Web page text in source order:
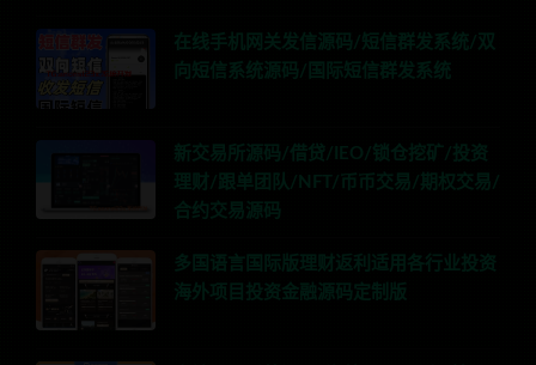
在线手机网关发信源码/短信群发系统/双
向短信系统源码/国际短信群发系统
新交易所源码/借贷/IEO/锁仓挖矿/投资
理财/跟单团队/NFT/币币交易/期权交易/
合约交易源码
多国语言国际版理财返利适用各行业投资
海外项目投资金融源码定制版